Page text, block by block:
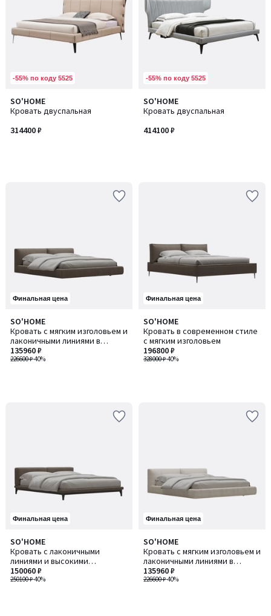
-55% по коду 5525
SO'HOME
Кровать двуспальная
314400 ₽
-55% по коду 5525
SO'HOME
Кровать двуспальная
414100 ₽
Финальная цена
SO'HOME
Кровать с мягким изголовьем и
лаконичными линиями в
итальянском стиле
226600 ₽-40%
135960 ₽
Финальная цена
SO'HOME
Кровать в современном стиле
с мягким изголовьем
328000 ₽-40%
196800 ₽
Финальная цена
SO'HOME
Кровать с лаконичными
линиями и высокими
деревянными опорами
250100 ₽-40%
150060 ₽
Финальная цена
SO'HOME
Кровать с мягким изголовьем и
лаконичными линиями в
итальянском стиле
226600 ₽-40%
135960 ₽